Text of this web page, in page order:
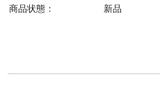
商品状態：
新品